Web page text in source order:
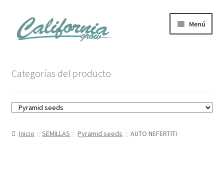
al
contenido
Menú
Carrito
Mi cuenta
Categorías del producto
Inicio SEMILLAS Pyramid seeds AUTO NEFERTITI